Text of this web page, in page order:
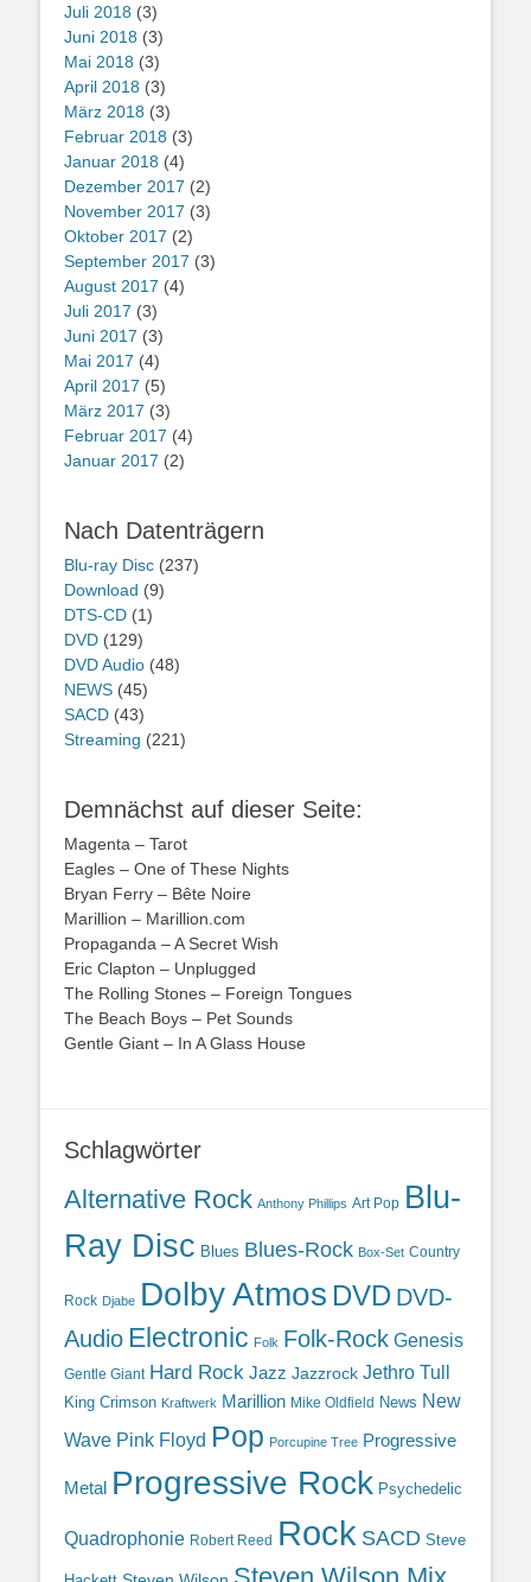
Juli 2018 (3)
Juni 2018 (3)
Mai 2018 (3)
April 2018 (3)
März 2018 (3)
Februar 2018 (3)
Januar 2018 (4)
Dezember 2017 (2)
November 2017 (3)
Oktober 2017 (2)
September 2017 (3)
August 2017 (4)
Juli 2017 (3)
Juni 2017 (3)
Mai 2017 (4)
April 2017 (5)
März 2017 (3)
Februar 2017 (4)
Januar 2017 (2)
Nach Datenträgern
Blu-ray Disc (237)
Download (9)
DTS-CD (1)
DVD (129)
DVD Audio (48)
NEWS (45)
SACD (43)
Streaming (221)
Demnächst auf dieser Seite:
Magenta – Tarot
Eagles – One of These Nights
Bryan Ferry – Bête Noire
Marillion – Marillion.com
Propaganda – A Secret Wish
Eric Clapton – Unplugged
The Rolling Stones – Foreign Tongues
The Beach Boys – Pet Sounds
Gentle Giant – In A Glass House
Schlagwörter
Alternative Rock Anthony Phillips Art Pop Blu-
Ray Disc Blues Blues-Rock Box-Set Country
Rock Djabe Dolby Atmos DVD DVD-
Audio Electronic Folk Folk-Rock Genesis
Gentle Giant Hard Rock Jazz Jazzrock Jethro Tull
King Crimson Kraftwerk Marillion Mike Oldfield News New
Wave Pink Floyd Pop Porcupine Tree Progressive
Metal Progressive Rock Psychedelic
Quadrophonie Robert Reed Rock SACD Steve